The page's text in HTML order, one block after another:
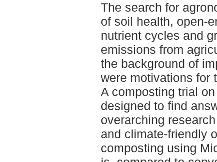
The search for
of soil health, open-
nutrient cycles and
emissions from
the background of
were motivations for
A composting trial
designed to find
overarching
and climate-friendly
composting using